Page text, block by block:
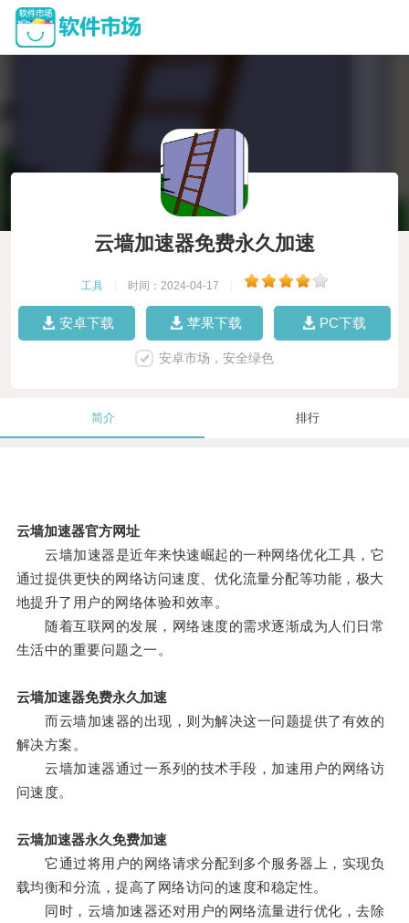
云墙加速器免费永久加速
工具 时间：2024-04-17
安卓下载 苹果下载 PC下载
安卓市场，安全绿色
简介 排行
云墙加速器官方网址
云墙加速器是近年来快速崛起的一种网络优化工具，它
通过提供更快的网络访问速度、优化流量分配等功能，极大
地提升了用户的网络体验和效率。
随着互联网的发展，网络速度的需求逐渐成为人们日常
生活中的重要问题之一。
云墙加速器免费永久加速
而云墙加速器的出现，则为解决这一问题提供了有效的
解决方案。
云墙加速器通过一系列的技术手段，加速用户的网络访
问速度。
云墙加速器永久免费加速
它通过将用户的网络请求分配到多个服务器上，实现负
载均衡和分流，提高了网络访问的速度和稳定性。
同时，云墙加速器还对用户的网络流量进行优化，去除